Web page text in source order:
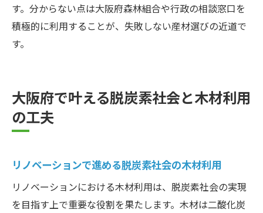
す。分からない点は大阪府森林組合や行政の相談窓口を
積極的に利用することが、失敗しない産材選びの近道で
す。
大阪府で叶える脱炭素社会と木材利用
の工夫
リノベーションで進める脱炭素社会の木材利用
リノベーションにおける木材利用は、脱炭素社会の実現
を目指す上で重要な役割を果たします。木材は二酸化炭